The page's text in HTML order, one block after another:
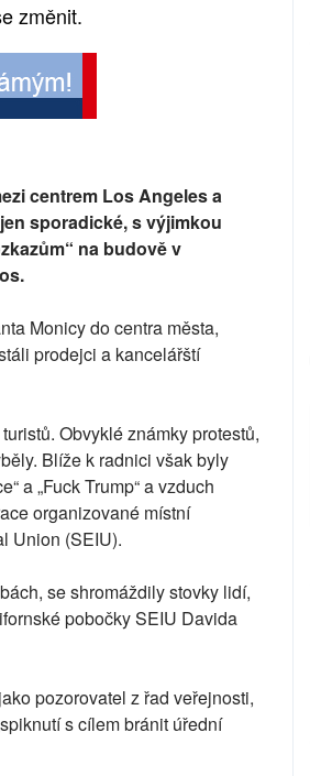
změnit.
centrem Los Angeles a
sporadické, s výjimkou
na budově v
Monicy do centra města,
prodejci a kancelářští
Obvyklé známky protestů,
Blíže k radnici však byly
a „Fuck Trump“ a vzduch
organizované místní
Union (SEIU).
se shromáždily stovky lidí,
pobočky SEIU Davida
pozorovatel z řad veřejnosti,
s cílem bránit úřední